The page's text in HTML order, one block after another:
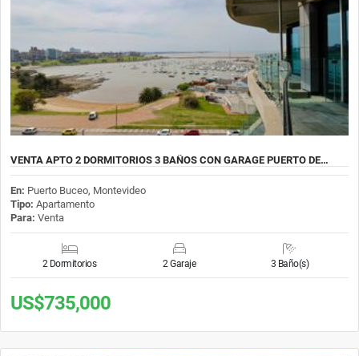
VENTA APTO 2 DORMITORIOS 3 BAÑOS CON GARAGE PUERTO DE…
En: Puerto Buceo, Montevideo
Tipo: Apartamento
Para: Venta
2 Dormitorios 2 Garaje 3 Baño(s)
US$735,000